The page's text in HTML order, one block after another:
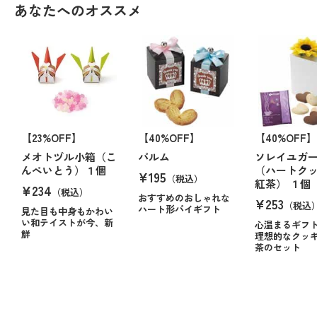
あなたへのオススメ
【23%OFF】
メオトヅル小箱（こ
んぺいとう）１個
¥234 （税込）
見た目も中身もかわい
い和テイストが今、新
鮮
【40%OFF】
パルム
¥195 （税込）
おすすめのおしゃれな
ハート形パイギフト
【40%OFF】
ソレイユガ
（ハートク
紅茶） １個
¥253 （税込
心温まるギフ
理想的なクッ
茶のセット